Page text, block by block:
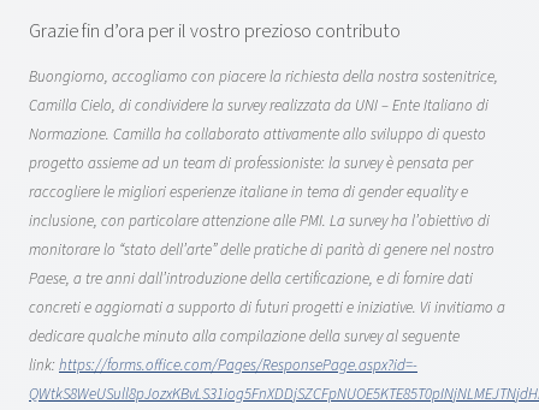
Grazie fin d’ora per il vostro prezioso contributo
Buongiorno, accogliamo con piacere la richiesta della nostra sostenitrice,
Camilla Cielo, di condividere la survey realizzata da UNI – Ente Italiano di
Normazione. Camilla ha collaborato attivamente allo sviluppo di questo
progetto assieme ad un team di professioniste: la survey è pensata per
raccogliere le migliori esperienze italiane in tema di gender equality e
inclusione, con particolare attenzione alle PMI. La survey ha l’obiettivo di
monitorare lo “stato dell’arte” delle pratiche di parità di genere nel nostro
Paese, a tre anni dall’introduzione della certificazione, e di fornire dati
concreti e aggiornati a supporto di futuri progetti e iniziative. Vi invitiamo a
dedicare qualche minuto alla compilazione della survey al seguente
link: https://forms.office.com/Pages/ResponsePage.aspx?id=-